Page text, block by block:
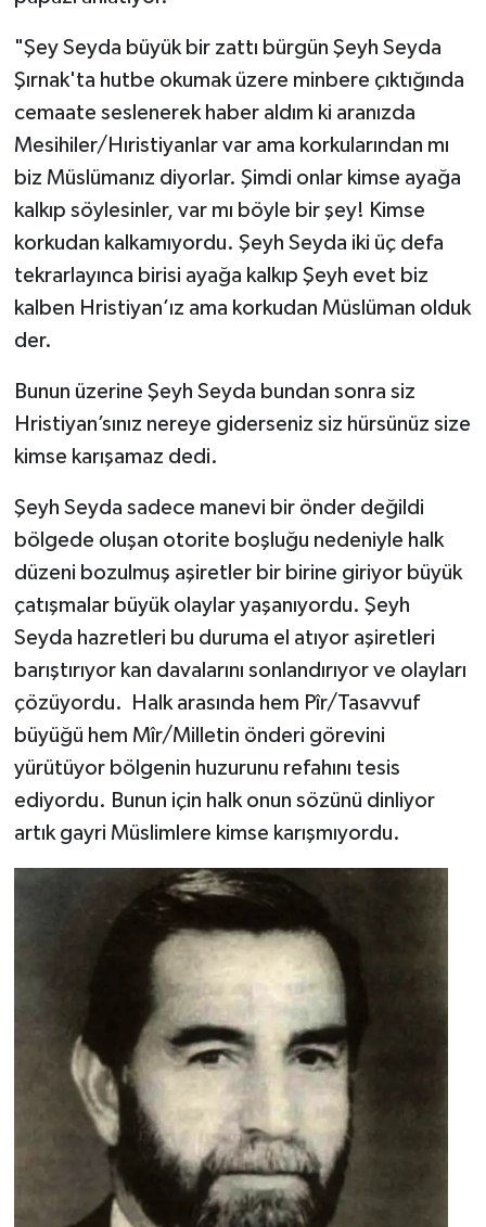
"Şey Seyda büyük bir zattı bürgün Şeyh Seyda
Şırnak'ta hutbe okumak üzere minbere çıktığında
cemaate seslenerek haber aldım ki aranızda
Mesihiler/Hıristiyanlar var ama korkularından mı
biz Müslümanız diyorlar. Şimdi onlar kimse ayağa
kalkıp söylesinler, var mı böyle bir şey! Kimse
korkudan kalkamıyordu. Şeyh Seyda iki üç defa
tekrarlayınca birisi ayağa kalkıp Şeyh evet biz
kalben Hristiyan’ız ama korkudan Müslüman olduk
der.
Bunun üzerine Şeyh Seyda bundan sonra siz
Hristiyan’sınız nereye giderseniz siz hürsünüz size
kimse karışamaz dedi.
Şeyh Seyda sadece manevi bir önder değildi
bölgede oluşan otorite boşluğu nedeniyle halk
düzeni bozulmuş aşiretler bir birine giriyor büyük
çatışmalar büyük olaylar yaşanıyordu. Şeyh
Seyda hazretleri bu duruma el atıyor aşiretleri
barıştırıyor kan davalarını sonlandırıyor ve olayları
çözüyordu. Halk arasında hem Pîr/Tasavvuf
büyüğü hem Mîr/Milletin önderi görevini
yürütüyor bölgenin huzurunu refahını tesis
ediyordu. Bunun için halk onun sözünü dinliyor
artık gayri Müslimlere kimse karışmıyordu.